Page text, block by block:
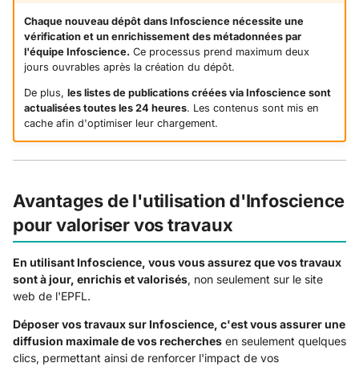
Chaque nouveau dépôt dans Infoscience nécessite une
vérification et un enrichissement des métadonnées par
l'équipe Infoscience. Ce processus prend maximum deux
jours ouvrables après la création du dépôt.
De plus, les listes de publications créées via Infoscience sont
actualisées toutes les 24 heures. Les contenus sont mis en
cache afin d'optimiser leur chargement.
Avantages de l'utilisation d'Infoscience
pour valoriser vos travaux
En utilisant Infoscience, vous vous assurez que vos travaux
sont à jour, enrichis et valorisés, non seulement sur le site
web de l'EPFL.
Déposer vos travaux sur Infoscience, c'est vous assurer une
diffusion maximale de vos recherches en seulement quelques
clics, permettant ainsi de renforcer l'impact de vos